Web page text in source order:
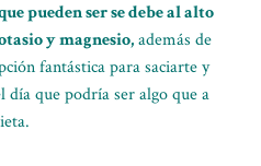
pueden ser se debe al alto
y magnesio,además de
fantástica para saciarte y
que podría ser algo que a